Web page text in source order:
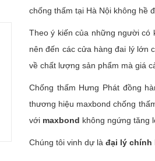
chống thấm tại Hà Nội không hề
Theo ý kiến của những người có
nên đến các cửa hàng đai lý lớn
về chất lượng sản phẩm mà giá
Chống thấm Hưng Phát đồng
thương hiệu maxbond chống
với maxbond không ngứng tăng
Chúng tôi vinh dự là đại lý chính